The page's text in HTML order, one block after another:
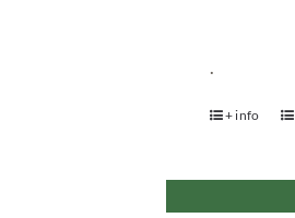
.
+ info